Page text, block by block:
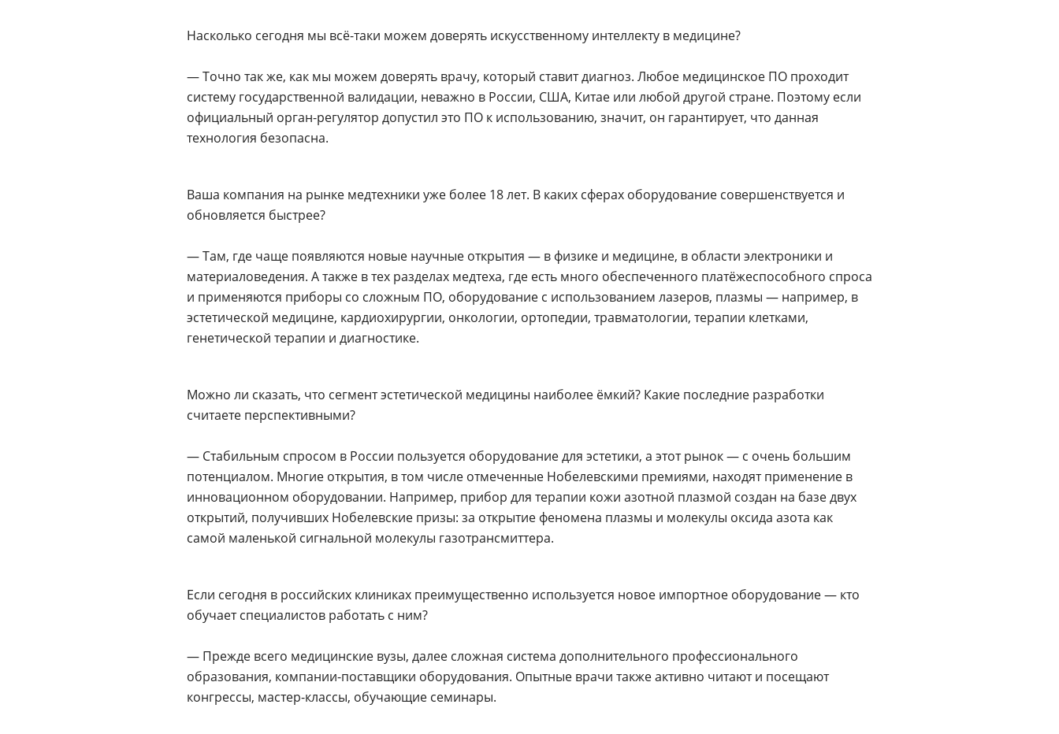
Насколько сегодня мы всё-таки можем доверять искусственному интеллекту в медицине?
— Точно так же, как мы можем доверять врачу, который ставит диагноз. Любое медицинское ПО проходит
систему государственной валидации, неважно в России, США, Китае или любой другой стране. Поэтому если
официальный орган-регулятор допустил это ПО к использованию, значит, он гарантирует, что данная
технология безопасна.
Ваша компания на рынке медтехники уже более 18 лет. В каких сферах оборудование совершенствуется и
обновляется быстрее?
— Там, где чаще появляются новые научные открытия — в физике и медицине, в области электроники и
материаловедения. А также в тех разделах медтеха, где есть много обеспеченного платёжеспособного спроса
и применяются приборы со сложным ПО, оборудование с использованием лазеров, плазмы — например, в
эстетической медицине, кардиохирургии, онкологии, ортопедии, травматологии, терапии клетками,
генетической терапии и диагностике.
Можно ли сказать, что сегмент эстетической медицины наиболее ёмкий? Какие последние разработки
считаете перспективными?
— Стабильным спросом в России пользуется оборудование для эстетики, а этот рынок — с очень большим
потенциалом. Многие открытия, в том числе отмеченные Нобелевскими премиями, находят применение в
инновационном оборудовании. Например, прибор для терапии кожи азотной плазмой создан на базе двух
открытий, получивших Нобелевские призы: за открытие феномена плазмы и молекулы оксида азота как
самой маленькой сигнальной молекулы газотрансмиттера.
Если сегодня в российских клиниках преимущественно используется новое импортное оборудование — кто
обучает специалистов работать с ним?
— Прежде всего медицинские вузы, далее сложная система дополнительного профессионального
образования, компании-поставщики оборудования. Опытные врачи также активно читают и посещают
конгрессы, мастер-классы, обучающие семинары.